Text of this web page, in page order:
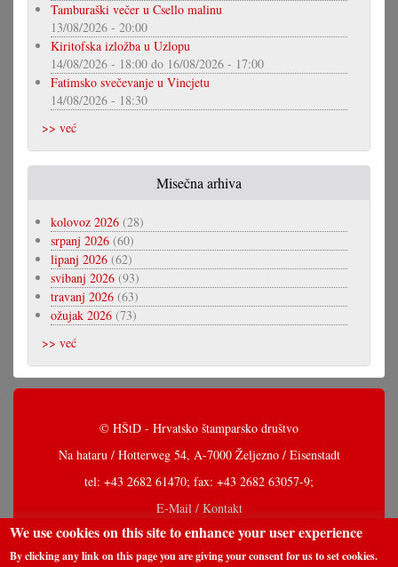
Tamburaški večer u Csello malinu
13/08/2026 - 20:00
Kiritofska izložba u Uzlopu
14/08/2026 - 18:00 do 16/08/2026 - 17:00
Fatimsko svečevanje u Vincjetu
14/08/2026 - 18:30
>> već
Misečna arhiva
kolovoz 2026 (28)
srpanj 2026 (60)
lipanj 2026 (62)
svibanj 2026 (93)
travanj 2026 (63)
ožujak 2026 (73)
>> već
© HŠtD - Hrvatsko štamparsko društvo
Na hataru / Hotterweg 54, A-7000 Željezno / Eisenstadt
tel: +43 2682 61470; fax: +43 2682 63057-9;
E-Mail / Kontakt
We use cookies on this site to enhance your user experience
By clicking any link on this page you are giving your consent for us to set cookies.